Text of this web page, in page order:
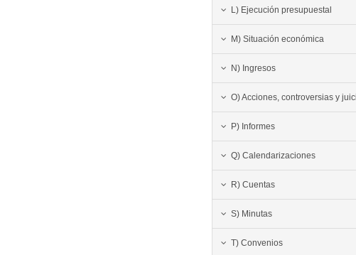
L) Ejecución presupuestal
M) Situación económica
N) Ingresos
O) Acciones, controversias y
P) Informes
Q) Calendarizaciones
R) Cuentas
S) Minutas
T) Convenios